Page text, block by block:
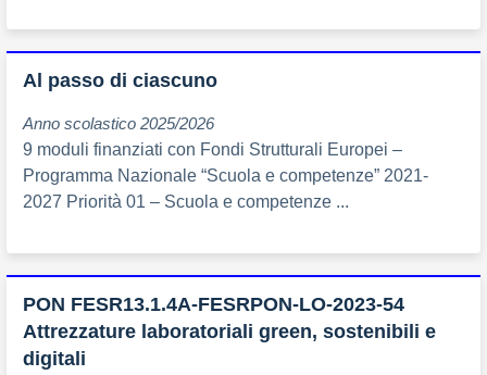
Al passo di ciascuno
Anno scolastico 2025/2026
9 moduli finanziati con Fondi Strutturali Europei –
Programma Nazionale “Scuola e competenze” 2021-
2027 Priorità 01 – Scuola e competenze ...
PON FESR13.1.4A-FESRPON-LO-2023-54
Attrezzature laboratoriali green, sostenibili e
digitali